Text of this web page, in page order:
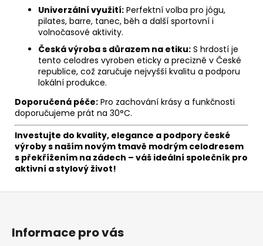
Univerzální využití: Perfektní volba pro jógu,
pilates, barre, tanec, běh a další sportovní i
volnočasové aktivity.
Česká výroba s důrazem na etiku: S hrdostí je
tento celodres vyroben eticky a precizně v České
republice, což zaručuje nejvyšší kvalitu a podporu
lokální produkce.
Doporučená péče: Pro zachování krásy a funkčnosti
doporučujeme prát na 30°C.
Investujte do kvality, elegance a podpory české
výroby s naším novým tmavě modrým celodresem
s překřížením na zádech – váš ideální společník pro
aktivní a stylový život!
Informace pro vás